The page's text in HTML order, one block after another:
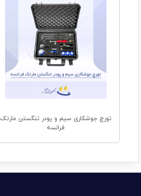
تورچ جوشکاری سیم و پودر تنگستن مارتک
فرانسه